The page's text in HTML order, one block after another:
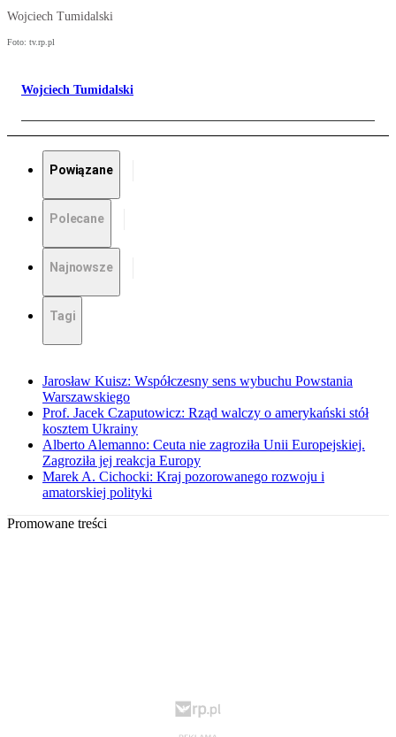
Wojciech Tumidalski
Foto: tv.rp.pl
Wojciech Tumidalski
Powiązane
Polecane
Najnowsze
Tagi
Jarosław Kuisz: Współczesny sens wybuchu Powstania
Warszawskiego
Prof. Jacek Czaputowicz: Rząd walczy o amerykański stół
kosztem Ukrainy
Alberto Alemanno: Ceuta nie zagroziła Unii Europejskiej.
Zagroziła jej reakcja Europy
Marek A. Cichocki: Kraj pozorowanego rozwoju i
amatorskiej polityki
Promowane treści